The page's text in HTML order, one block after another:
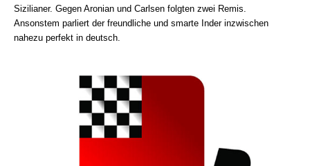
Sizilianer. Gegen Aronian und Carlsen folgten zwei Remis.
Ansonstem parliert der freundliche und smarte Inder inzwischen
nahezu perfekt in deutsch.